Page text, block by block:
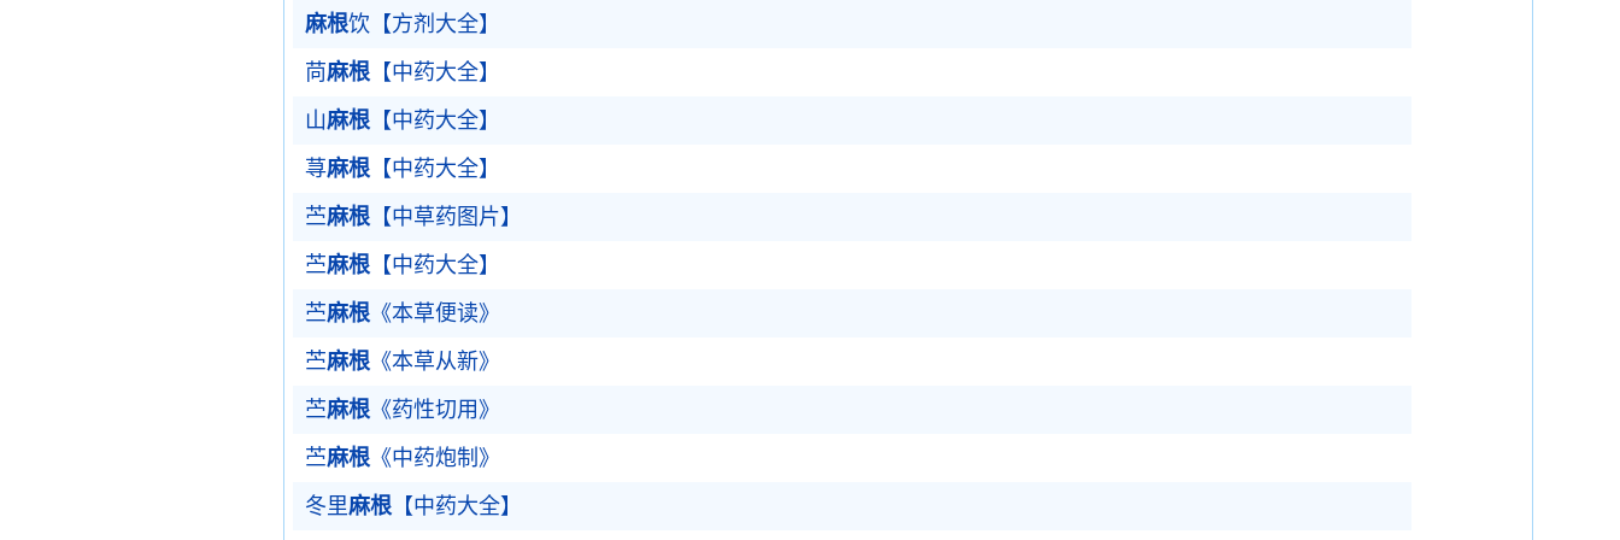
麻根饮【方剂大全】
苘麻根【中药大全】
山麻根【中药大全】
荨麻根【中药大全】
苎麻根【中草药图片】
苎麻根【中药大全】
苎麻根《本草便读》
苎麻根《本草从新》
苎麻根《药性切用》
苎麻根《中药炮制》
冬里麻根【中药大全】